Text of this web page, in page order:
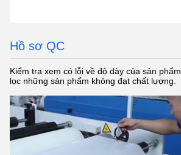
Hồ sơ QC
Kiểm tra xem có lỗi về độ dày của sản
lọc những sản phẩm không đạt chất lượng.